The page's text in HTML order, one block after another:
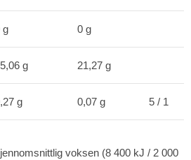
g 0 g
g 21,27 g
g 0,07 g 5 / 1
voksen (8 400 kJ / 2 000